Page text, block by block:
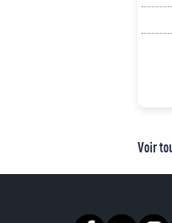
Voir